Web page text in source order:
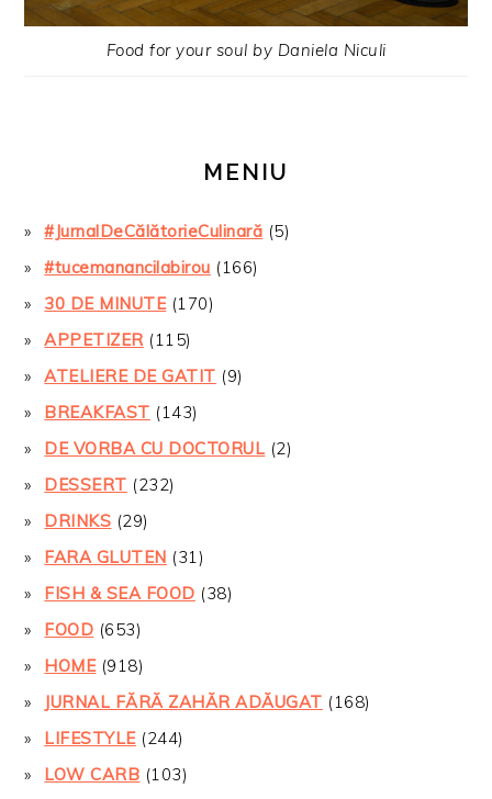
Food for your soul by Daniela Niculi
MENIU
#JurnalDeCălătorieCulinară (5)
#tucemanancilabirou (166)
30 DE MINUTE(170)
APPETIZER(115)
ATELIERE DE GATIT (9)
BREAKFAST (143)
DE VORBA CU DOCTORUL (2)
DESSERT (232)
DRINKS (29)
FARA GLUTEN (31)
FISH & SEA FOOD (38)
FOOD (653)
HOME(918)
JURNAL FĂRĂ ZAHĂR ADĂUGAT (168)
LIFESTYLE(244)
LOW CARB (103)